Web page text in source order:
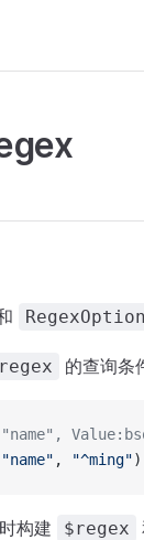
的查询条
"name" , "^ming")
构建 $regex